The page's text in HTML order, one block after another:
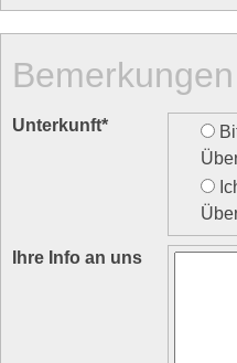
Bemerkungen
Unterkunft*
Bitte unterbreiten Sie mir ein
Ich benötige kein
Ihre Info an uns